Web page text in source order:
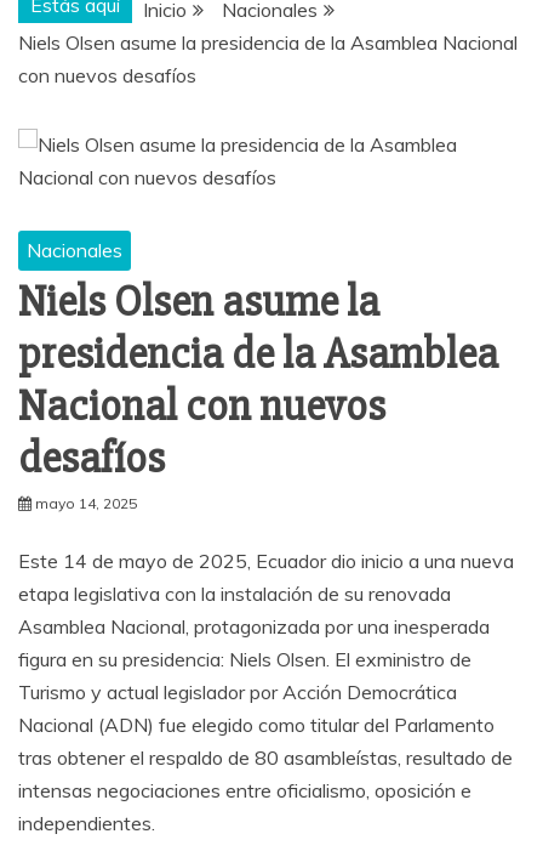
Inicio
Nacionales
Niels Olsen asume la presidencia de la Asamblea Nacional
con nuevos desafíos
Nacionales
Niels Olsen asume la
presidencia de la Asamblea
Nacional con nuevos
desafíos
mayo 14, 2025
Este 14 de mayo de 2025, Ecuador dio inicio a una nueva
etapa legislativa con la instalación de su renovada
Asamblea Nacional, protagonizada por una inesperada
figura en su presidencia: Niels Olsen. El exministro de
Turismo y actual legislador por Acción Democrática
Nacional (ADN) fue elegido como titular del Parlamento
tras obtener el respaldo de 80 asambleístas, resultado de
intensas negociaciones entre oficialismo, oposición e
independientes.